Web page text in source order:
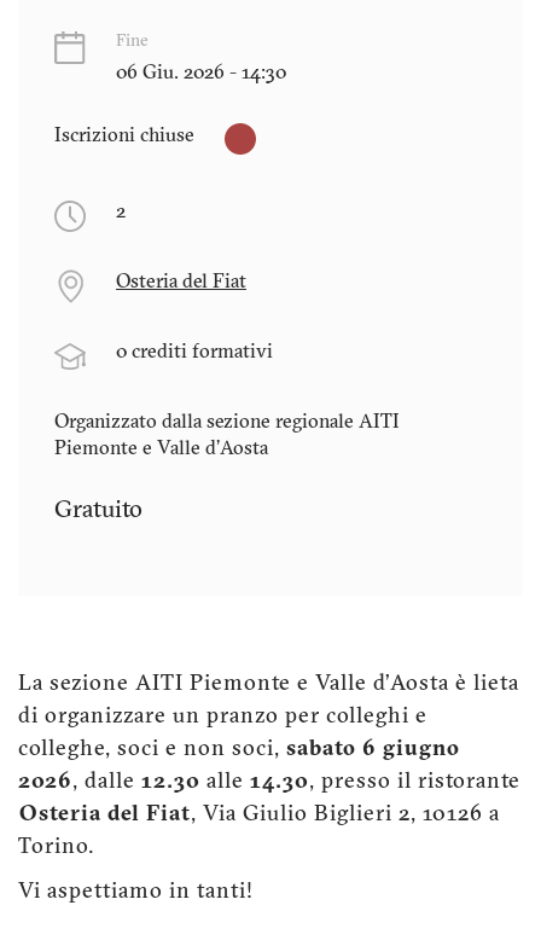
Fine
06 Giu. 2026 - 14:30
Iscrizioni chiuse
2
Osteria del Fiat
0 crediti formativi
Organizzato dalla sezione regionale AITI
Piemonte e Valle d'Aosta
Gratuito
La sezione AITI Piemonte e Valle d’Aosta è lieta
di organizzare un pranzo per colleghi e
colleghe, soci e non soci, sabato 6 giugno
2026, dalle 12.30 alle 14.30, presso il ristorante
Osteria del Fiat, Via Giulio Biglieri 2, 10126 a
Torino.
Vi aspettiamo in tanti!